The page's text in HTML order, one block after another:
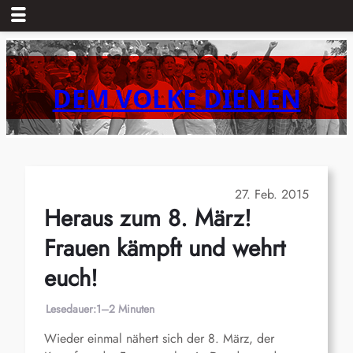
Zum
Inhalt
springenDEM VOLKE DIENEN
27. Feb. 2015
Heraus zum 8. März!
Frauen kämpft und wehrt
euch!
Lesedauer:1–2 Minuten
Wieder einmal nähert sich der 8. März, der